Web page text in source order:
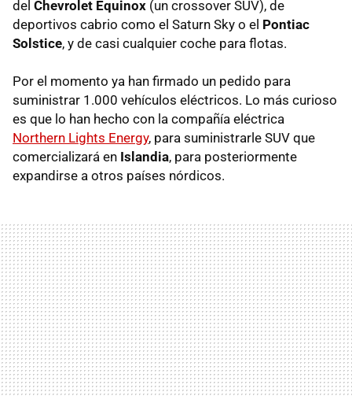
del Chevrolet Equinox (un crossover SUV), de
deportivos cabrio como el Saturn Sky o el Pontiac
Solstice, y de casi cualquier coche para flotas.
Por el momento ya han firmado un pedido para
suministrar 1.000 vehículos eléctricos. Lo más curioso
es que lo han hecho con la compañía eléctrica
Northern Lights Energy, para suministrarle SUV que
comercializará en Islandia, para posteriormente
expandirse a otros países nórdicos.